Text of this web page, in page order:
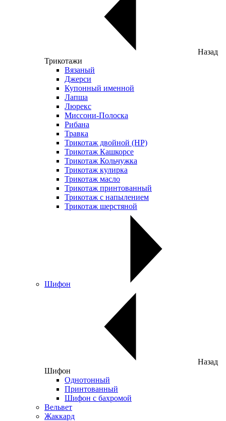
Назад
Трикотажи
Вязаный
Джерси
Купонный именной
Лапша
Люрекс
Миссони-Полоска
Рибана
Травка
Трикотаж двойной (НР)
Трикотаж Кашкорсе
Трикотаж Кольчужка
Трикотаж кулирка
Трикотаж масло
Трикотаж принтованный
Трикотаж с напылением
Трикотаж шерстяной
Шифон
Назад
Шифон
Однотонный
Принтованный
Шифон с бахромой
Вельвет
Жаккард